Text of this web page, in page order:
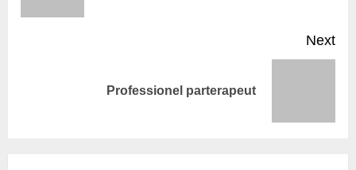
Next
Professionel parterapeut